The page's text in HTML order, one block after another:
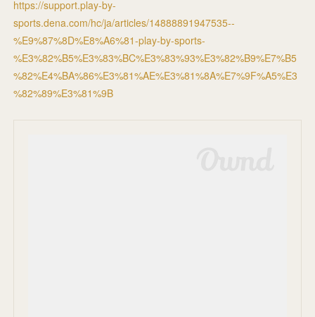
https://support.play-by-
sports.dena.com/hc/ja/articles/14888891947535--
%E9%87%8D%E8%A6%81-play-by-sports-
%E3%82%B5%E3%83%BC%E3%83%93%E3%82%B9%E7%B5
%82%E4%BA%86%E3%81%AE%E3%81%8A%E7%9F%A5%E3
%82%89%E3%81%9B